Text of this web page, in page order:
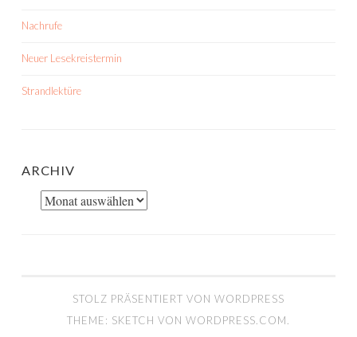
Nachrufe
Neuer Lesekreistermin
Strandlektüre
ARCHIV
Archiv
STOLZ PRÄSENTIERT VON WORDPRESS
THEME: SKETCH VON WORDPRESS.COM